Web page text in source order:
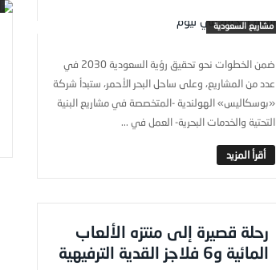
مشاريع السعودية
ضمن الخطوات نحو تحقيق رؤية السعودية 2030 في
عدد من المشاريع، وعلى ساحل البحر الأحمر، ستبدأ شركة
«بوسكاليس» الهولندية -المتخصصة في مشاريع البنية
التحتية والخدمات البحرية- العمل في ...
رحلة قصيرة إلى منتزه الألعاب
المائية و6 فلاجز القدية الترفيهية